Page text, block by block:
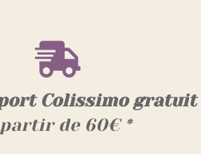

Colissimo gratuit
de 60€ *